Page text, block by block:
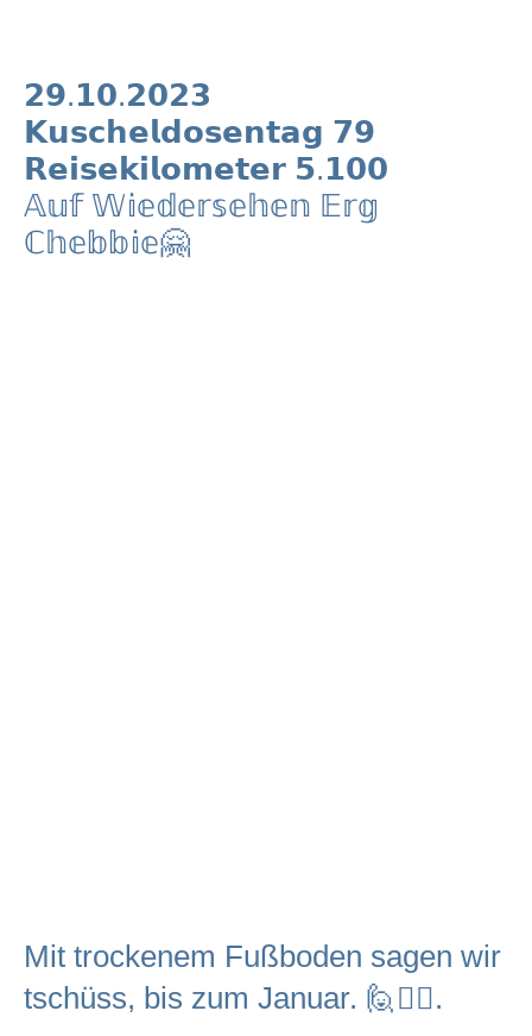
𝟮𝟵.𝟭𝟬.𝟮𝟬𝟮𝟯
𝗞𝘂𝘀𝗰𝗵𝗲𝗹𝗱𝗼𝘀𝗲𝗻𝘁𝗮𝗴 𝟳𝟵
𝗥𝗲𝗶𝘀𝗲𝗸𝗶𝗹𝗼𝗺𝗲𝘁𝗲𝗿 𝟱.𝟭𝟬𝟬
𝔸𝕦𝕗 𝕎𝕚𝕖𝕕𝕖𝕣𝕤𝕖𝕙𝕖𝕟 𝔼𝕣𝕘
ℂ𝕙𝕖𝕓𝕓𝕚𝕖🤗
Mit trockenem Fußboden sagen wir
tschüss, bis zum Januar. 🙋🙋‍♀️.